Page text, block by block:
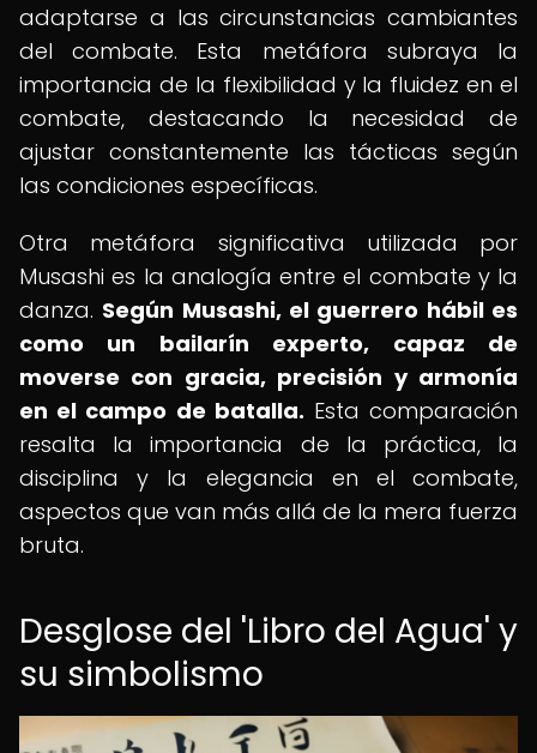
adaptarse a las circunstancias cambiantes
del combate. Esta metáfora subraya la
importancia de la flexibilidad y la fluidez en el
combate, destacando la necesidad de
ajustar constantemente las tácticas según
las condiciones específicas.
Otra metáfora significativa utilizada por
Musashi es la analogía entre el combate y la
danza. Según Musashi, el guerrero hábil es
como un bailarín experto, capaz de
moverse con gracia, precisión y armonía
en el campo de batalla. Esta comparación
resalta la importancia de la práctica, la
disciplina y la elegancia en el combate,
aspectos que van más allá de la mera fuerza
bruta.
Desglose del 'Libro del Agua' y
su simbolismo